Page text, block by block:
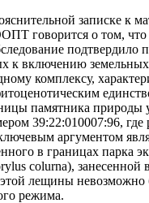
записке к
говорится о том, что
подтвердило
к включению земельных
комплексу,
памятника природы
39:22:010007:96, где
аргументом
в границах парка
colurna),
лещины невозможно
режима.